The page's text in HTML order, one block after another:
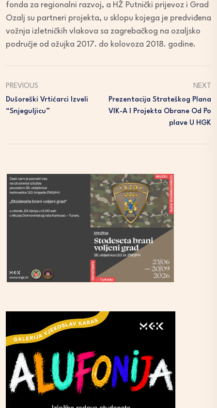
fonda za regionalni razvoj, a HŽ Putnički prijevoz i Grad
Ozalj su partneri projekta, u sklopu kojega je predviđena
vožnja izletničkih vlakova sa zagrebačkog na ozaljsko
područje od ožujka 2017. do kolovoza 2018. godine.
PREVIOUS
Dušoreški Vrtićarci Izveli
“Snjeguljicu”
NEXT
Prezentacija Strateškog Plana
VIK-A I Projekta Obrane Od Po
Plave U HGK